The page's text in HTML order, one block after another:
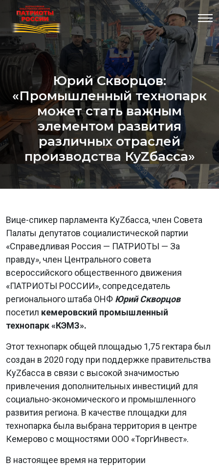
Юрий Скворцов:
«Промышленный технопарк
может стать важным
элементом развития
различных отраслей
производства КуZбасса»
Вице-спикер парламента КуZбасса, член Совета
Палаты депутатов социалистической партии
«Справедливая Россия — ПАТРИОТЫ — За
правду», член Центрального совета
всероссийского общественного движения
«ПАТРИОТЫ РОССИИ», сопредседатель
регионального штаба ОНФ Юрий Скворцов
посетил кемеровский промышленный
технопарк «КЭМЗ».
Этот технопарк общей площадью 1,75 гектара был
создан в 2020 году при поддержке правительства
КуZбасса в связи с высокой значимостью
привлечения дополнительных инвестиций для
социально-экономического и промышленного
развития региона. В качестве площадки для
технопарка была выбрана территория в центре
Кемерово с мощностями ООО «ТоргИнвест».
В настоящее время на территории